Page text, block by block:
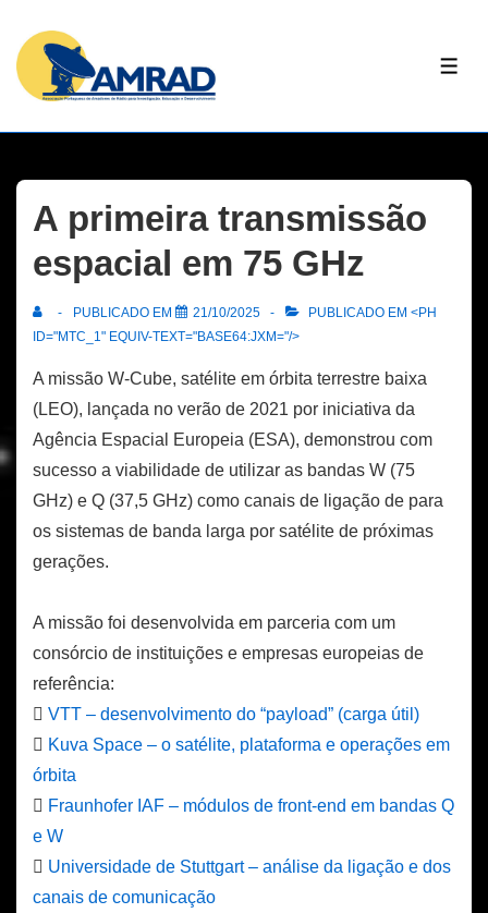
Skip
Content
A primeira transmissão
espacial em 75 GHz
PUBLICADO EM 21/10/2025
PUBLICADO EM <PH
ID="MTC_1" EQUIV-TEXT="BASE64:JXM="/>
A missão W-Cube, satélite em órbita terrestre baixa
(LEO), lançada no verão de 2021 por iniciativa da
Agência Espacial Europeia (ESA), demonstrou com
sucesso a viabilidade de utilizar as bandas W (75
GHz) e Q (37,5 GHz) como canais de ligação de para
os sistemas de banda larga por satélite de próximas
gerações.
A missão foi desenvolvida em parceria com um
consórcio de instituições e empresas europeias de
referência:
 VTT – desenvolvimento do “payload” (carga útil)
 Kuva Space – o satélite, plataforma e operações em
órbita
 Fraunhofer IAF – módulos de front-end em bandas Q
e W
 Universidade de Stuttgart – análise da ligação e dos
canais de comunicação